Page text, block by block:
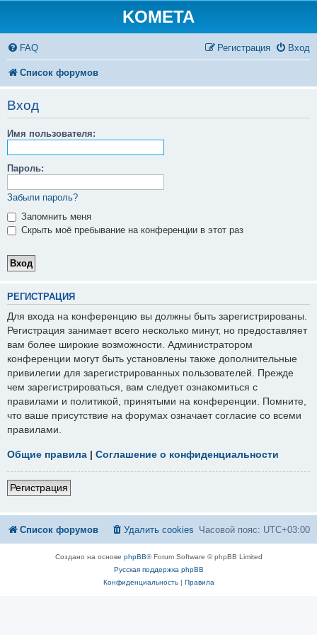
KOMETA
FAQ Вход
Регистрация
Список форумов
Вход
Имя пользователя:
Пароль:
Забыли пароль?
Запомнить меня
Скрыть моё пребывание на конференции в этот раз
РЕГИСТРАЦИЯ
Для входа на конференцию вы должны быть зарегистрированы.
Регистрация занимает всего несколько минут, но предоставляет
вам более широкие возможности. Администратором
конференции могут быть установлены также дополнительные
привилегии для зарегистрированных пользователей. Прежде
чем зарегистрироваться, вам следует ознакомиться с
правилами и политикой, принятыми на конференции. Помните,
что ваше присутствие на форумах означает согласие со всеми
правилами.
Общие правила | Соглашение о конфиденциальности
Регистрация
Список форумов Часовой пояс: UTC+03:00
Удалить cookies
Создано на основе phpBB® Forum Software © phpBB Limited
Русская поддержка phpBB
Конфиденциальность| Правила